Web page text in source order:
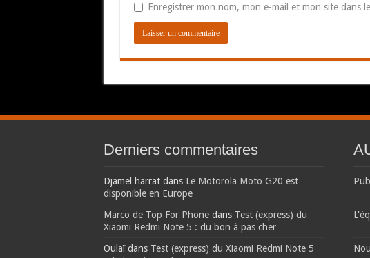
Enregistrer mon nom, mon e-mail et mon site dans
Derniers commentaires
Djamel harratdans Le Motorola Moto G20 est
disponible en Europe
Marco de Top For Phonedans Test (express) du
Xiaomi Redmi Note 5 : du bon à pas cher
Oulaïdans Test (express) du Xiaomi Redmi Note 5